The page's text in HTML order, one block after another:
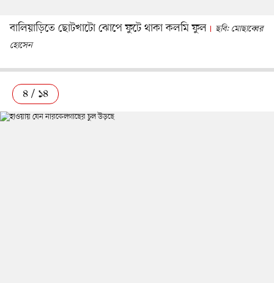
বালিয়াড়িতে ছোটখাটো ঝোপে ফুটে থাকা কলমি ফুল
ছবি: মোছাব্বের
হোসেন
৪ / ১৪